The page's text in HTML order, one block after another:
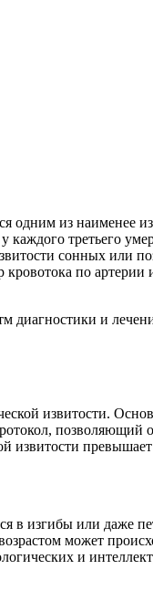
одним из наименее
третьего
сонных или
по
диагностики и
извитости.
позволяющий
извитости превышает
в изгибы или даже
может
и